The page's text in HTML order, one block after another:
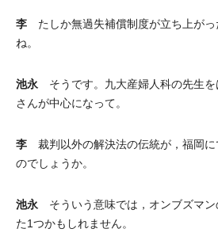
李 たしか無過失補償制度が立ち上が
ね。
池永 そうです。九大産婦人科の先生を
さんが中心になって。
李 裁判以外の解決法の伝統が，福岡
のでしょうか。
池永 そういう意味では，オンブズマン
た1つかもしれません。